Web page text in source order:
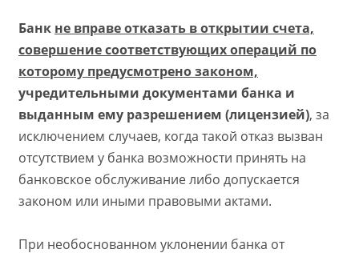
Банк не вправе отказать в открытии счета,
совершение соответствующих операций по
которому предусмотрено законом,
учредительными документами банка и
выданным ему разрешением (лицензией), за
исключением случаев, когда такой отказ вызван
отсутствием у банка возможности принять на
банковское обслуживание либо допускается
законом или иными правовыми актами.
При необоснованном уклонении банка от